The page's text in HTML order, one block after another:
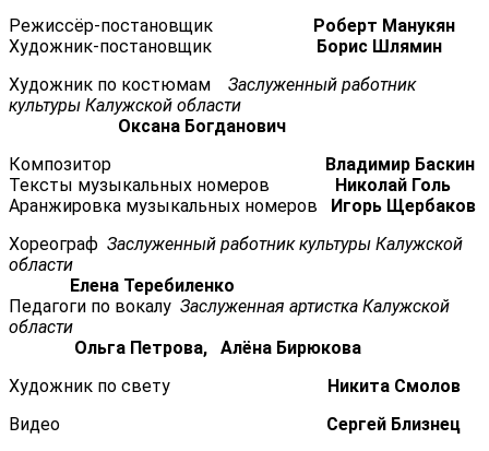
Режиссёр-постановщик
Роберт Манукян
Художник-постановщик
Борис Шлямин
Художник по костюмам Заслуженный работник
культуры Калужской области
Оксана Богданович
Композитор
Владимир Баскин
Тексты музыкальных номеров
Николай Голь
Аранжировка музыкальных номеров
Игорь Щербаков
Хореограф Заслуженный работник культуры Калужской
области
Елена Теребиленко
Педагоги по вокалу Заслуженная артистка Калужской
области
Ольга Петрова, Алёна Бирюкова
Художник по свету
Никита Смолов
Видео
Сергей Близнец